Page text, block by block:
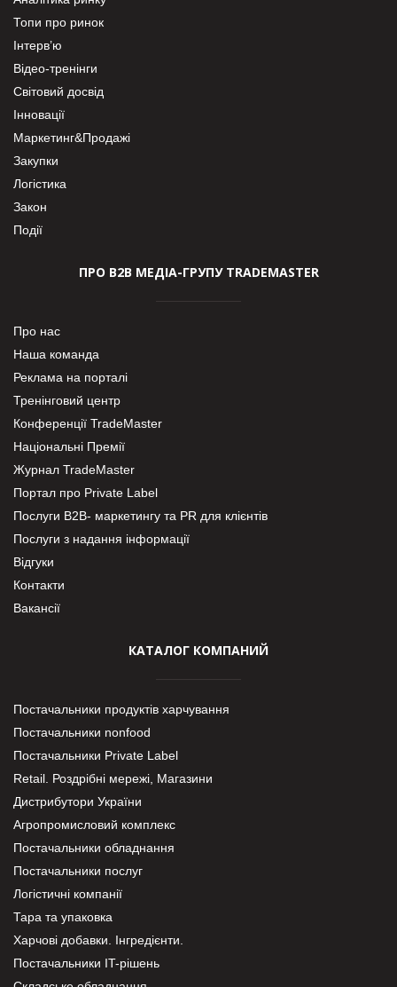
Топи про ринок
Інтерв’ю
Відео-тренінги
Світовий досвід
Інновації
Маркетинг&Продажі
Закупки
Логістика
Закон
Події
ПРО В2В МЕДІА-ГРУПУ TRADEMASTER
Про нас
Наша команда
Реклама на порталі
Тренінговий центр
Конференції TradeMaster
Національні Премії
Журнал TradeMaster
Портал про Private Label
Послуги В2В- маркетингу та PR для клієнтів
Послуги з надання інформації
Відгуки
Контакти
Вакансії
КАТАЛОГ КОМПАНИЙ
Постачальники продуктів харчування
Постачальники nonfood
Постачальники Private Label
Retail. Роздрібні мережі, Магазини
Дистрибутори України
Агропромисловий комплекс
Постачальники обладнання
Постачальники послуг
Логістичні компанії
Тара та упаковка
Харчові добавки. Інгредієнти.
Постачальники IT-рішень